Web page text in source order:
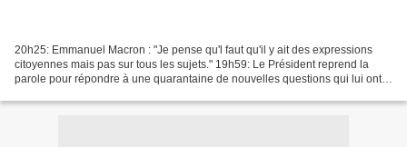
20h25: Emmanuel Macron : "Je pense qu'l faut qu'il y ait des expressions
citoyennes mais pas sur tous les sujets." 19h59: Le Président reprend la
parole pour répondre à une quarantaine de nouvelles questions qui lui ont